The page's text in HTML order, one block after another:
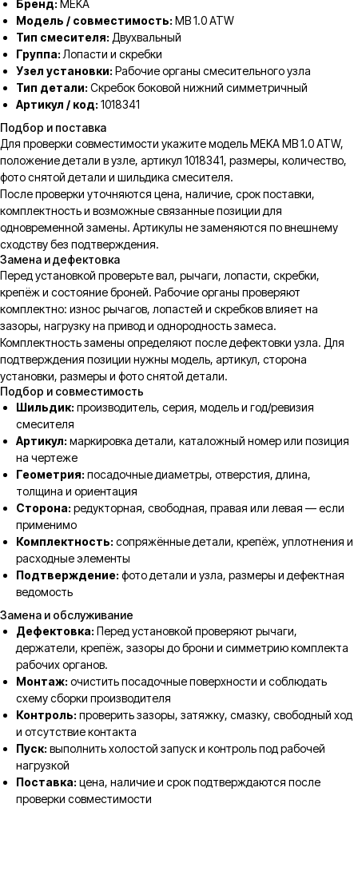
Бренд: MEKA
Модель / совместимость: MB 1.0 ATW
Тип смесителя: Двухвальный
Группа: Лопасти и скребки
Узел установки: Рабочие органы смесительного узла
Тип детали: Скребок боковой нижний симметричный
Артикул / код: 1018341
Подбор и поставка
Для проверки совместимости укажите модель MEKA MB 1.0 ATW,
положение детали в узле, артикул 1018341, размеры, количество,
фото снятой детали и шильдика смесителя.
После проверки уточняются цена, наличие, срок поставки,
комплектность и возможные связанные позиции для
одновременной замены. Артикулы не заменяются по внешнему
сходству без подтверждения.
Замена и дефектовка
Перед установкой проверьте вал, рычаги, лопасти, скребки,
крепёж и состояние броней. Рабочие органы проверяют
комплектно: износ рычагов, лопастей и скребков влияет на
зазоры, нагрузку на привод и однородность замеса.
Комплектность замены определяют после дефектовки узла. Для
подтверждения позиции нужны модель, артикул, сторона
установки, размеры и фото снятой детали.
Подбор и совместимость
Шильдик: производитель, серия, модель и год/ревизия
смесителя
Артикул: маркировка детали, каталожный номер или позиция
на чертеже
Геометрия: посадочные диаметры, отверстия, длина,
толщина и ориентация
Сторона: редукторная, свободная, правая или левая — если
применимо
Комплектность: сопряжённые детали, крепёж, уплотнения и
расходные элементы
Подтверждение: фото детали и узла, размеры и дефектная
ведомость
Замена и обслуживание
Дефектовка: Перед установкой проверяют рычаги,
держатели, крепёж, зазоры до брони и симметрию комплекта
рабочих органов.
Монтаж: очистить посадочные поверхности и соблюдать
схему сборки производителя
Контроль: проверить зазоры, затяжку, смазку, свободный ход
и отсутствие контакта
Пуск: выполнить холостой запуск и контроль под рабочей
нагрузкой
Поставка: цена, наличие и срок подтверждаются после
проверки совместимости